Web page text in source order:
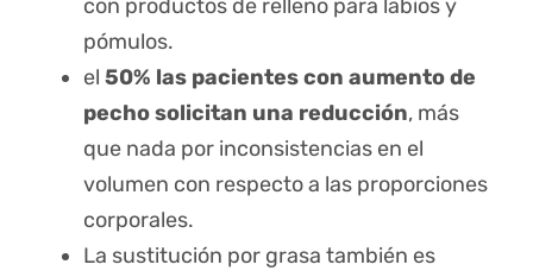
con productos de relleno para labios y
pómulos.
el 50% las pacientes con aumento de
pecho solicitan una reducción, más
que nada por inconsistencias en el
volumen con respecto a las proporciones
corporales.
La sustitución por grasa también es